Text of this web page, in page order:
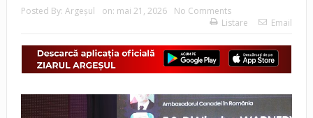
Posted By: Argeşul on: mai 21, 2026
No Comments
Listare
Email